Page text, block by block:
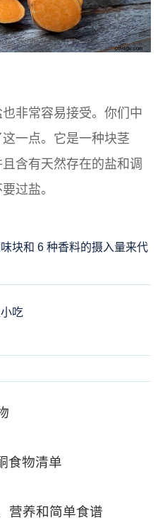
非常容易接受。你们中
一点。它是一种块茎
含有天然存在的盐和调
过盐。
块和 6 种香料的摄入量来代
吃
食物清单
营养和简单食谱